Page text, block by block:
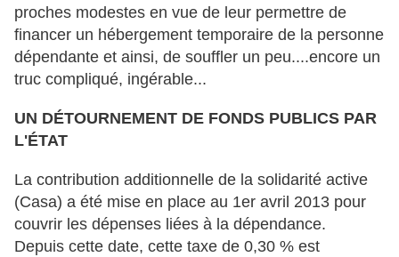
proches modestes en vue de leur permettre de
financer un hébergement temporaire de la personne
dépendante et ainsi, de souffler un peu....encore un
truc compliqué, ingérable...
UN DÉTOURNEMENT DE FONDS PUBLICS PAR
L'ÉTAT
La contribution additionnelle de la solidarité active
(Casa) a été mise en place au 1er avril 2013 pour
couvrir les dépenses liées à la dépendance.
Depuis cette date, cette taxe de 0,30 % est